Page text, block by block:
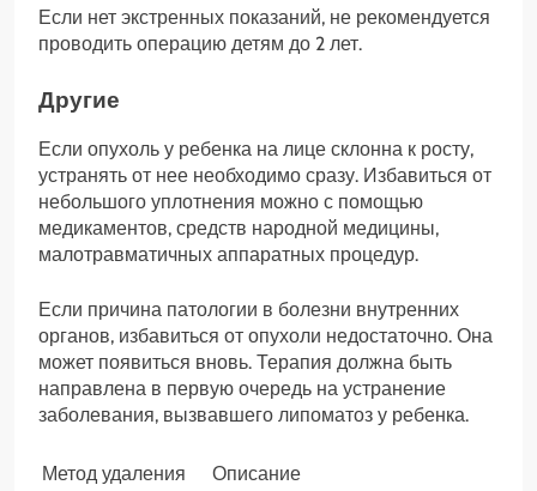
Если нет экстренных показаний, не рекомендуется
проводить операцию детям до 2 лет.
Другие
Если опухоль у ребенка на лице склонна к росту,
устранять от нее необходимо сразу. Избавиться от
небольшого уплотнения можно с помощью
медикаментов, средств народной медицины,
малотравматичных аппаратных процедур.
Если причина патологии в болезни внутренних
органов, избавиться от опухоли недостаточно. Она
может появиться вновь. Терапия должна быть
направлена в первую очередь на устранение
заболевания, вызвавшего липоматоз у ребенка.
Метод удаления Описание